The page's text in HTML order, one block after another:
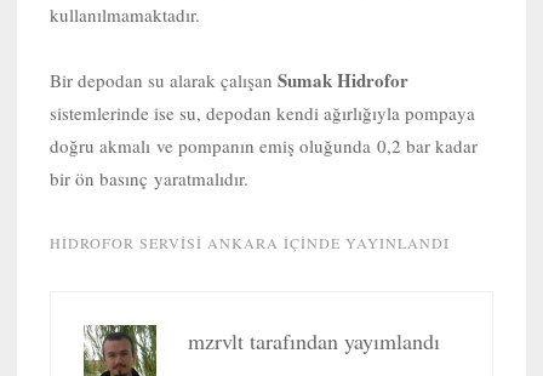
kullanılmamaktadır.
Bir depodan su alarak çalışan Sumak Hidrofor
sistemlerinde ise su, depodan kendi ağırlığıyla pompaya
doğru akmalı ve pompanın emiş oluğunda 0,2 bar kadar
bir ön basınç yaratmalıdır.
HIDROFOR SERVISI ANKARA IÇINDE YAYINLANDI
mzrvlt tarafından yayımlandı